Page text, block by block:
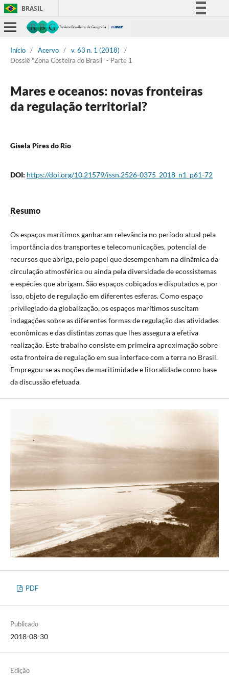
BRASIL
Legislação
Início / Acervo / v. 63 n. 1 (2018)
/
Dossiê "Zona Costeira do Brasil" - Parte 1
Mares e oceanos: novas fronteiras
da regulação territorial?
Gisela Pires do Rio
DOI: https://doi.org/10.21579/issn.2526-0375_2018_n1_p61-72
Resumo
Os espaços marítimos ganharam relevância no período atual pela
importância dos transportes e telecomunicações, potencial de
recursos que abriga, pelo papel que desempenham na dinâmica da
circulação atmosférica ou ainda pela diversidade de ecossistemas
e espécies que abrigam. São espaços cobiçados e disputados e, por
isso, objeto de regulação em diferentes esferas. Como espaço
privilegiado da globalização, os espaços marítimos suscitam
indagações sobre as diferentes formas de regulação das atividades
econômicas e das distintas zonas que lhes assegura a efetiva
realização. Este trabalho consiste em primeira aproximação sobre
esta fronteira de regulação em sua interface com a terra no Brasil.
Empregou-se as noções de maritimidade e litoralidade como base
da discussão efetuada.
PDF
Publicado
2018-08-30
Edição